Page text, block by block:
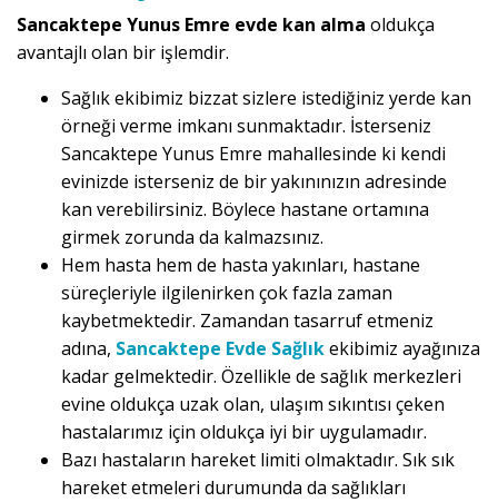
Sancaktepe Yunus Emre evde kan alma oldukça
avantajlı olan bir işlemdir.
Sağlık ekibimiz bizzat sizlere istediğiniz yerde kan
örneği verme imkanı sunmaktadır. İsterseniz
Sancaktepe Yunus Emre mahallesinde ki kendi
evinizde isterseniz de bir yakınınızın adresinde
kan verebilirsiniz. Böylece hastane ortamına
girmek zorunda da kalmazsınız.
Hem hasta hem de hasta yakınları, hastane
süreçleriyle ilgilenirken çok fazla zaman
kaybetmektedir. Zamandan tasarruf etmeniz
adına, Sancaktepe Evde Sağlıkekibimiz ayağınıza
kadar gelmektedir. Özellikle de sağlık merkezleri
evine oldukça uzak olan, ulaşım sıkıntısı çeken
hastalarımız için oldukça iyi bir uygulamadır.
Bazı hastaların hareket limiti olmaktadır. Sık sık
hareket etmeleri durumunda da sağlıkları